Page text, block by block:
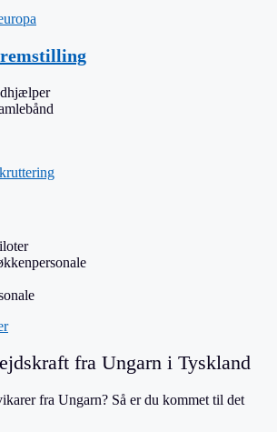
fra Ungarn i Tyskland
fra Ungarn? Så er du kommet til det